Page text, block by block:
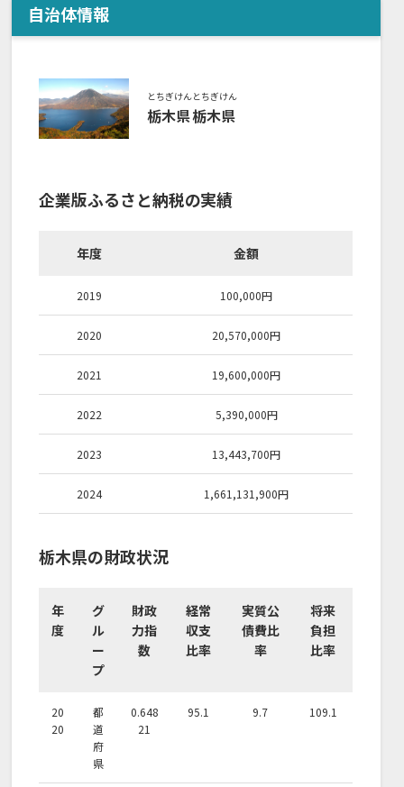
自治体情報
とちぎけん
栃木県
とちぎけん
栃木県
企業版ふるさと納税の実績
年度 金額
2019 100,000円
2020 20,570,000円
2021 19,600,000円
2022 5,390,000円
2023 13,443,700円
2024 1,661,131,900円
栃木県の財政状況
年
度
グ
ル
ー
プ
財政
力指
数
経常
収支
比率
実質公
債費比
率
将来
負担
比率
20
20
都
道
府
県
0.648
21
95.1 9.7 109.1